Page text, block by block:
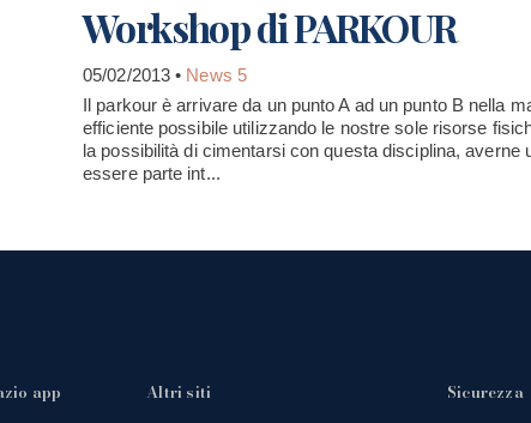
Workshop di PARKOUR
05/02/2013 • News 5
Il parkour è arrivare da un punto A ad un punto B nella
efficiente possibile utilizzando le nostre sole risorse
la possibilità di cimentarsi con questa disciplina, averne
essere parte int...
app Altri siti Sicurezza